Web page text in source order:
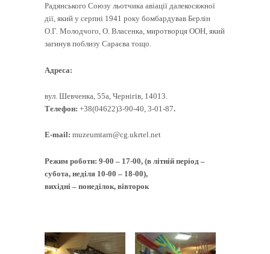
Радянського Союзу льотчика авіації далекосяжної
дії, який у серпні 1941 року бомбардував Берлін
О.Г. Молодчого, О. Власенка, миротворця ООН, який
загинув поблизу Сараєва тощо.
Адреса:
вул. Шевченка, 55а, Чернігів, 14013.
Телефон: +38(04622)3-90-40, 3-01-87.
E-mail: muzeumtarn@cg.ukrtel.net
Режим роботи: 9-00 – 17-00, (в літній період –
субота, неділя 10-00 – 18-00),
вихідні – понеділок, вівторок